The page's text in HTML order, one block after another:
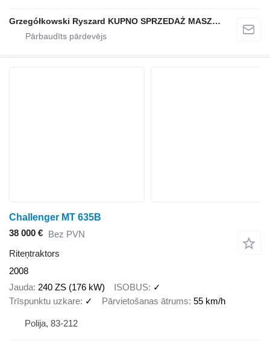
Grzegółkowski Ryszard KUPNO SPRZEDAŻ MASZYN ROLNICZYCH
Challenger MT 635B
38 000 € Bez PVN
Riteņtraktors
2008
Jauda 240 ZS (176 kW) ISOBUS ✓
Trīspunktu uzkare ✓ Pārvietošanas ātrums 55 km/h
Polija, 83-212